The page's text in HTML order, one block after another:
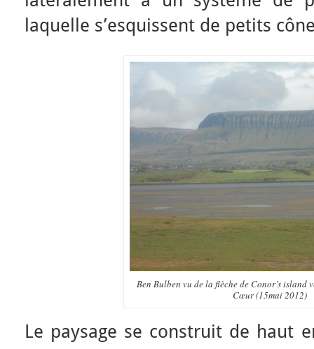
laquelle s’esquissent de petits
Ben Bulben vu de la flèche de Conor’s island
Cœur (15mai 2012)
Le paysage se construit de haut